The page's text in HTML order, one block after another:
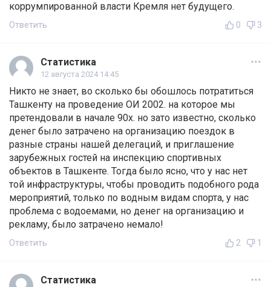
коррумпированной власти Кремля нет будущего.
Ответить 0 3
Статистика
12 августа 2024 14:45
Никто не знает, во сколько бы обошлось потратиться
Ташкенту на проведение ОИ 2002. на которое мы
претендовали в начале 90х. но зато известно, сколько
денег было затрачено на организацию поездок в
разные страны нашей делегаций, и приглашение
зарубежных гостей на инспекцию спортивных
объектов в Ташкенте. Тогда было ясно, что у нас нет
той инфраструктуры, чтобы проводить подобного рода
мероприятий, только по водным видам спорта, у нас
проблема с водоемами, но денег на организацию и
рекламу, было затрачено немало!
Ответить 2 1
Статистика